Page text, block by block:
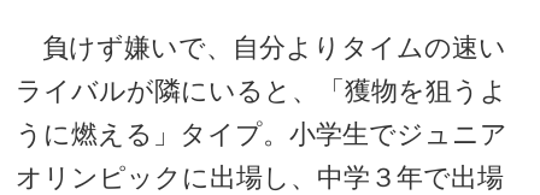
負けず嫌いで、自分よりタイムの速い
ライバルが隣にいると、「獲物を狙うよ
うに燃える」タイプ。小学生でジュニア
オリンピックに出場し、中学３年で出場